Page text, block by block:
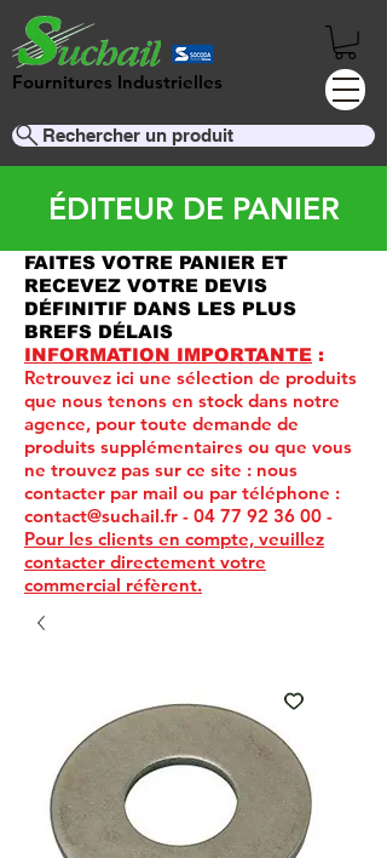
Fournitures Industrielles
Rechercher un produit
ÉDITEUR DE PANIER
FAITES VOTRE PANIER ET
RECEVEZ VOTRE DEVIS
DÉFINITIF DANS LES PLUS
BREFS DÉLAIS
INFORMATION IMPORTANTE :
Retrouvez ici une sélection de produits
que nous tenons en stock dans notre
agence, pour toute demande de
produits supplémentaires ou que vous
ne trouvez pas sur ce site : nous
contacter par mail ou par téléphone :
contact@suchail.fr - 04 77 92 36 00 -
Pour les clients en compte, veuillez
contacter directement votre
commercial réfèrent.